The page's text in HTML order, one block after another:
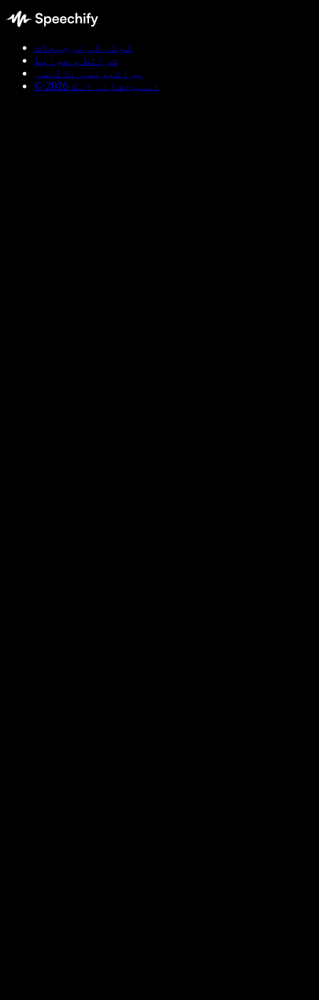
کوکی کی ترجیحات
شرائط و ضوابط
پرائیویسی پالیسی
© اسپیچفائی انک 2026